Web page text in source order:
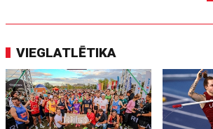
VIEGLATLĒTIKA